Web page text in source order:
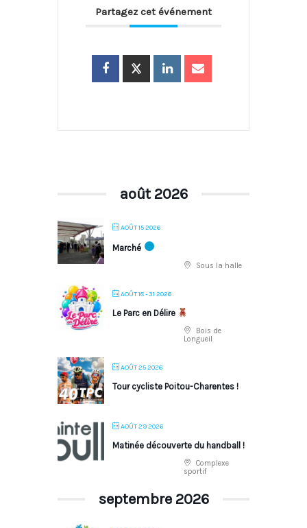
Partagez cet événement
août 2026
AOÛT 15 2026
Marché
Sous la halle
AOÛT 18 - 31 2026
Le Parc en Délire
Bois de
Longueil
AOÛT 25 2026
Tour cycliste Poitou-Charentes !
AOÛT 29 2026
Matinée découverte du handball !
Complexe
sportif
septembre 2026